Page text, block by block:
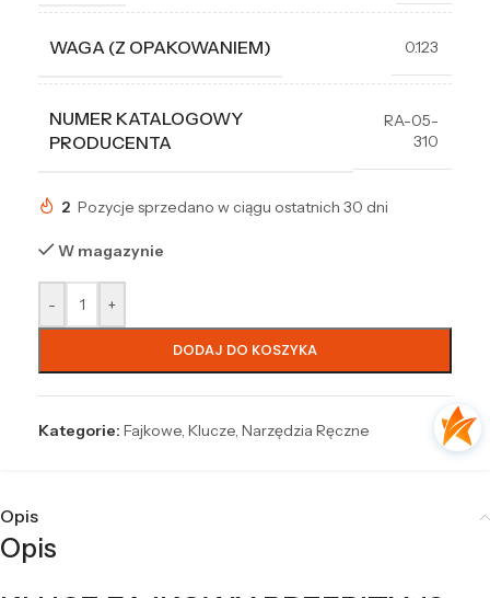
WAGA (Z OPAKOWANIEM) 0.123
NUMER KATALOGOWY
PRODUCENTA
RA-05-
310
2 Pozycje sprzedano w ciągu ostatnich 30 dni
W magazynie
- +
DODAJ DO KOSZYKA
Kategorie: Fajkowe, Klucze, Narzędzia Ręczne
Opis
Opis